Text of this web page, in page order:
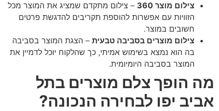
צילום מוצר 360
– צילום מתקדם שמציג את המוצר מכל
הזוויות עם אפשרות להוספת תקריבים להדגשת פרטים
חשובים במוצר.
צילום מוצרים בסביבה טבעית – הצגת המוצר בסביבה
בה הוא נמצא בשימוש אמיתי, כך שהלקוח יוכל לדמיין את
המוצר בסביבה היומיומית.
מה הופך צלם מוצרים בתל
אביב יפו לבחירה הנכונה?